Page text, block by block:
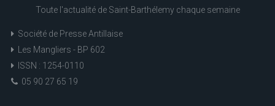
Toute l'actualité de Saint-Barthélemy chaque semaine
Société de Presse Antillaise
Les Mangliers - BP 602
ISSN : 1254-0110
05 90 27 65 19